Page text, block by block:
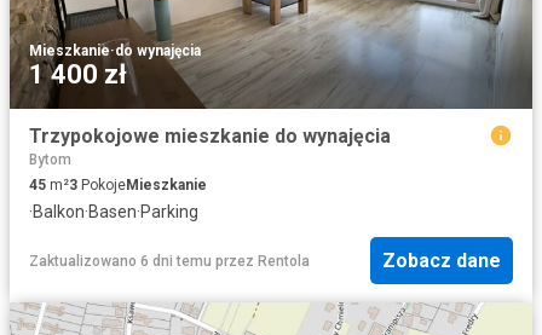
Mieszkanie·do wynajęcia
1 400 zł
Trzypokojowe mieszkanie do wynajęcia
Bytom
45 m²3 PokojeMieszkanie
·Balkon·Basen·Parking
Zaktualizowano 6 dni temu przez Rentola Zobacz dane